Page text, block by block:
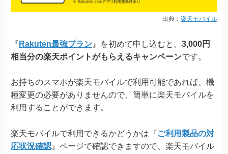
出典： 楽天モバイル
『 Rakuten最強プラン 』を初めて申し込むと、 3,000円
相当分の楽天ポイントがもらえるキャンペーンです。
お持ちのスマホが楽天モバイルで利用可能であれば、機
種変更の必要がありませんので、簡単に楽天モバイルを
利用することができます。
楽天モバイルで利用できるかどうかは『ご利用製品の対
応状況確認 』ページで確認できますので、楽天モバイル